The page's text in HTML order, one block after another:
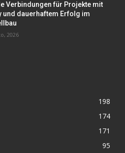
Verbindungen für Projekte mit
und dauerhaftem Erfolg im
2026
198
174
171
95